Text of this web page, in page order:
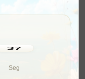
36
Seg